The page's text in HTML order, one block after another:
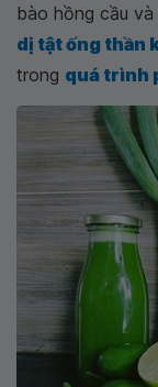
bào hồng cầu
dị tật ống thần
trong quá trình